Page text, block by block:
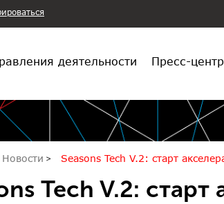
деятельности Пресс-центр
Новости Seasons Tech V.2: старт
Tech V.2: старт